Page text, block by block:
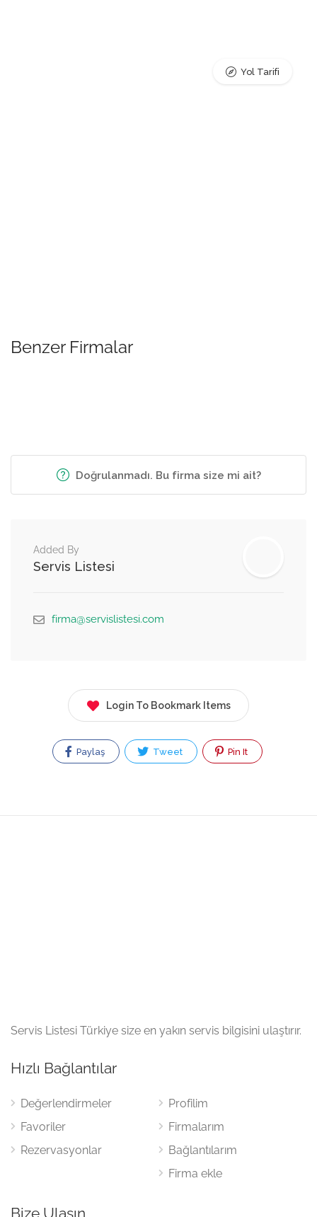
Yol Tarifi
Benzer Firmalar
Doğrulanmadı. Bu firma size mi ait?
Added By
Servis Listesi
firma@servislistesi.com
Login To Bookmark Items
Paylaş Tweet Pin It
Servis Listesi Türkiye size en yakın servis bilgisini ulaştırır.
Hızlı Bağlantılar
Değerlendirmeler
Favoriler
Rezervasyonlar
Profilim
Firmalarım
Bağlantılarım
Firma ekle
Bize Ulaşın